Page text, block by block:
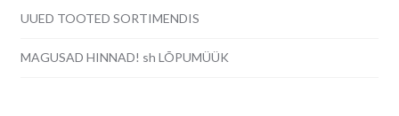
UUED TOOTED SORTIMENDIS
MAGUSAD HINNAD! sh LÕPUMÜÜK